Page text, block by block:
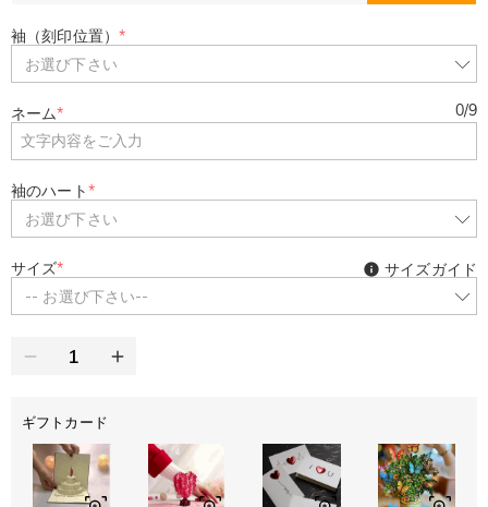
袖（刻印位置） *
お選び下さい
ネーム* 0/9
袖のハート*
お選び下さい
サイズ*
-- お選び下さい--
サイズガイド
ギフトカード